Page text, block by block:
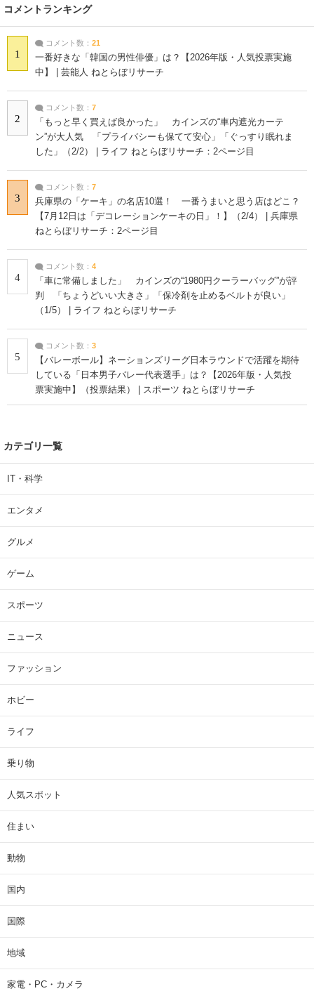
コメントランキング
1
コメント数： 21
一番好きな「韓国の男性俳優」は？【2026年版・人気投票実施
中】 | 芸能人 ねとらぼリサーチ
2
コメント数： 7
「もっと早く買えば良かった」 カインズの“車内遮光カーテ
ン”が大人気 「プライバシーも保てて安心」「ぐっすり眠れま
した」（2/2） | ライフ ねとらぼリサーチ：2ページ目
3
コメント数： 7
兵庫県の「ケーキ」の名店10選！ 一番うまいと思う店はどこ？
【7月12日は「デコレーションケーキの日」！】（2/4） | 兵庫県
ねとらぼリサーチ：2ページ目
4
コメント数： 4
「車に常備しました」 カインズの“1980円クーラーバッグ”が評
判 「ちょうどいい大きさ」「保冷剤を止めるベルトが良い」
（1/5） | ライフ ねとらぼリサーチ
5
コメント数： 3
【バレーボール】ネーションズリーグ日本ラウンドで活躍を期待
している「日本男子バレー代表選手」は？【2026年版・人気投
票実施中】（投票結果） | スポーツ ねとらぼリサーチ
カテゴリ一覧
IT・科学
エンタメ
グルメ
ゲーム
スポーツ
ニュース
ファッション
ホビー
ライフ
乗り物
人気スポット
住まい
動物
国内
国際
地域
家電・PC・カメラ